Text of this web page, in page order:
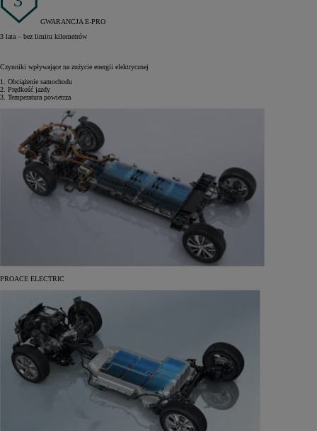
GWARANCJA E-PRO
3 lata – bez limitu kilometrów
Czynniki wpływające na zużycie energii elektrycznej
1. Obciążenie samochodu
2. Prędkość jazdy
3. Temperatura powietrza
PROACE ELECTRIC